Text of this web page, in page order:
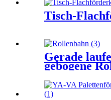
Tisch-
Gerade
gebogene